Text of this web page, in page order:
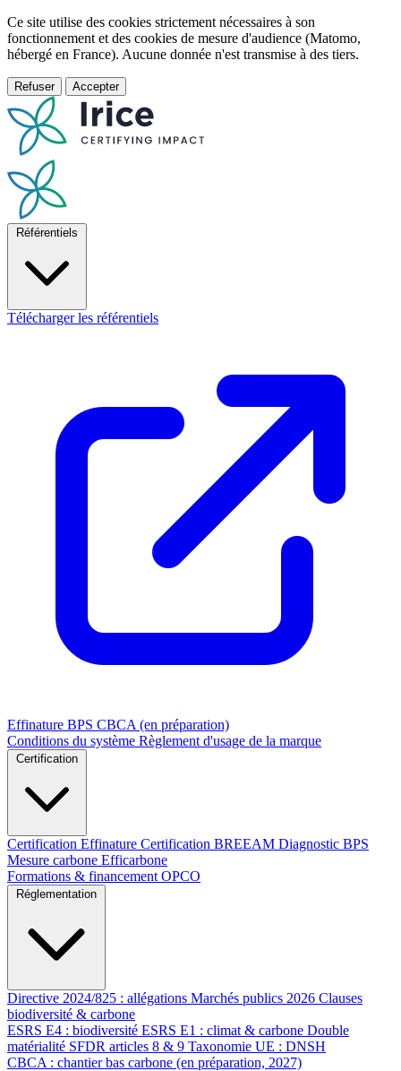
Ce site utilise des cookies strictement nécessaires à son
fonctionnement et des cookies de mesure d'audience (Matomo,
hébergé en France). Aucune donnée n'est transmise à des tiers.
Refuser Accepter
Référentiels
Télécharger les référentiels
Effinature BPS CBCA (en préparation)
Conditions du système Règlement d'usage de la marque
Certification
Certification Effinature Certification BREEAM Diagnostic BPS
Mesure carbone Efficarbone
Formations & financement OPCO
Réglementation
Directive 2024/825 : allégations Marchés publics 2026 Clauses
biodiversité & carbone
ESRS E4 : biodiversité ESRS E1 : climat & carbone Double
matérialité SFDR articles 8 & 9 Taxonomie UE : DNSH
CBCA : chantier bas carbone (en préparation, 2027)